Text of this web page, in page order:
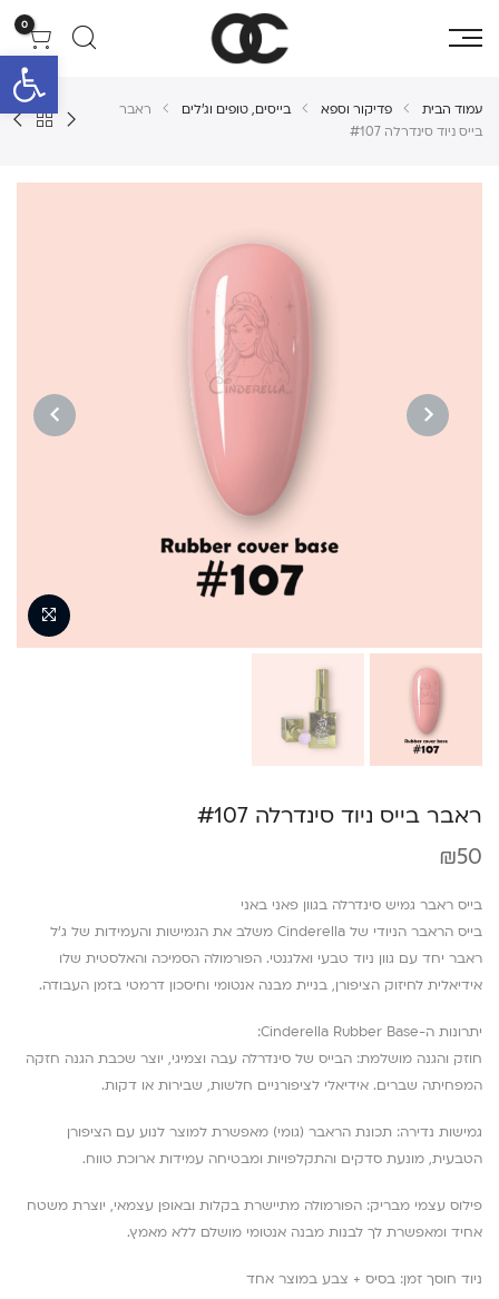
פתח
0
עמוד הבית פדיקור וספא בייסים, טופים וג'לים
ראבר
בייס ניוד סינדרלה #107
ראבר בייס ניוד סינדרלה #107
₪50
בייס ראבר גמיש סינדרלה בגוון פאני באני
בייס הראבר הניודי של Cinderella משלב את הגמישות והעמידות של ג’ל
ראבר יחד עם גוון ניוד טבעי ואלגנטי. הפורמולה הסמיכה והאלסטית שלו
אידיאלית לחיזוק הציפורן, בניית מבנה אנטומי וחיסכון דרמטי בזמן העבודה.
יתרונות ה-Cinderella Rubber Base:
חוזק והגנה מושלמת: הבייס של סינדרלה עבה וצמיגי, יוצר שכבת הגנה חזקה
המפחיתה שברים. אידיאלי לציפורניים חלשות, שבירות או דקות.
גמישות נדירה: תכונת הראבר (גומי) מאפשרת למוצר לנוע עם הציפורן
הטבעית, מונעת סדקים והתקלפויות ומבטיחה עמידות ארוכת טווח.
פילוס עצמי מבריק: הפורמולה מתיישרת בקלות ובאופן עצמאי, יוצרת משטח
אחיד ומאפשרת לך לבנות מבנה אנטומי מושלם ללא מאמץ.
ניוד חוסך זמן: בסיס + צבע במוצר אחד